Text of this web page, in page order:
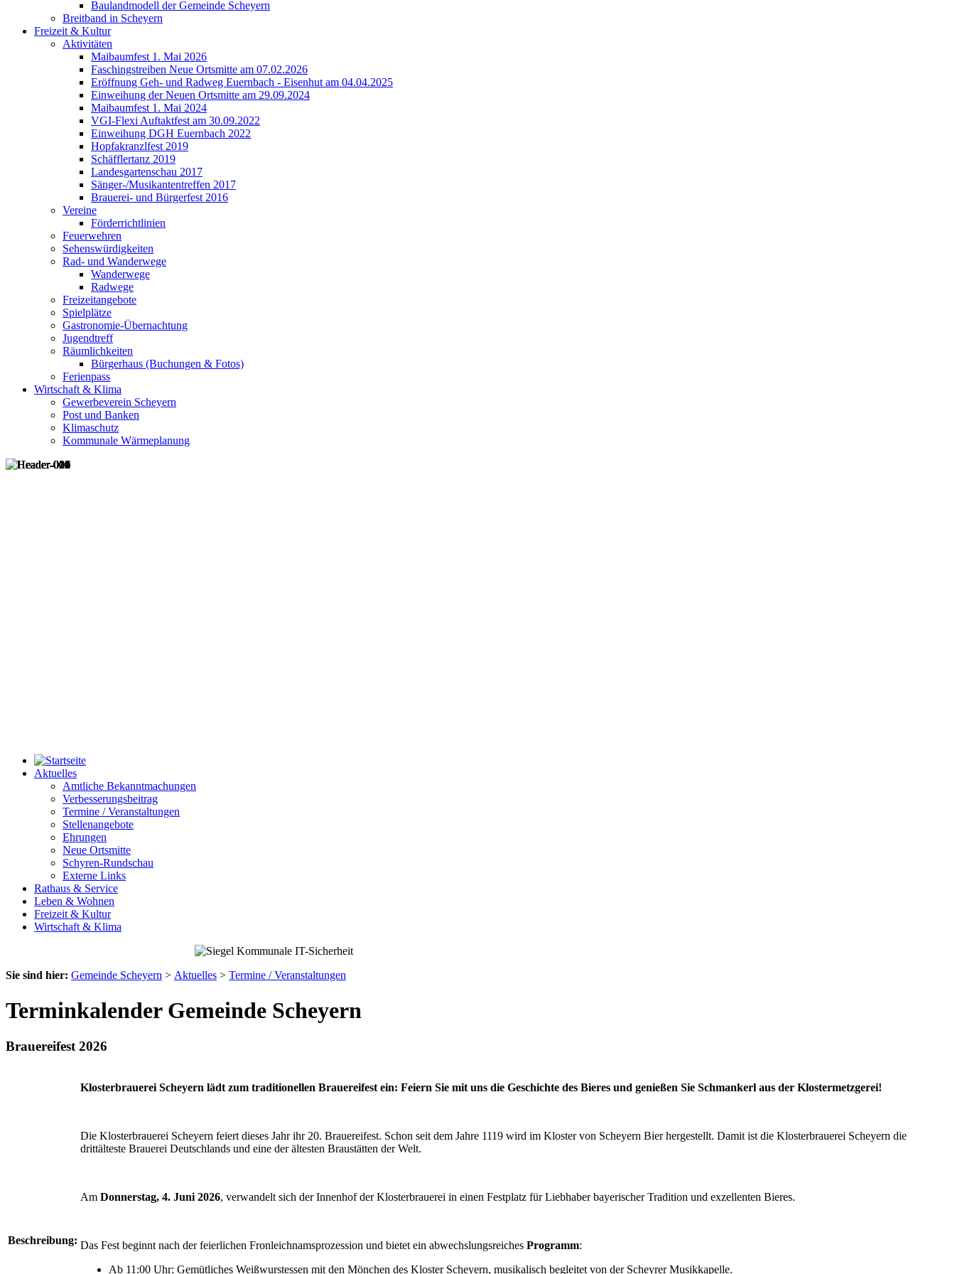
Baulandmodell der Gemeinde Scheyern
Breitband in Scheyern
Freizeit & Kultur
Aktivitäten
Maibaumfest 1. Mai 2026
Faschingstreiben Neue Ortsmitte am 07.02.2026
Eröffnung Geh- und Radweg Euernbach - Eisenhut am 04.04.2025
Einweihung der Neuen Ortsmitte am 29.09.2024
Maibaumfest 1. Mai 2024
VGI-Flexi Auftaktfest am 30.09.2022
Einweihung DGH Euernbach 2022
Hopfakranzlfest 2019
Schäfflertanz 2019
Landesgartenschau 2017
Sänger-/Musikantentreffen 2017
Brauerei- und Bürgerfest 2016
Vereine
Förderrichtlinien
Feuerwehren
Sehenswürdigkeiten
Rad- und Wanderwege
Wanderwege
Radwege
Freizeitangebote
Spielplätze
Gastronomie-Übernachtung
Jugendtreff
Räumlichkeiten
Bürgerhaus (Buchungen & Fotos)
Ferienpass
Wirtschaft & Klima
Gewerbeverein Scheyern
Post und Banken
Klimaschutz
Kommunale Wärmeplanung
Aktuelles
Amtliche Bekanntmachungen
Verbesserungsbeitrag
Termine / Veranstaltungen
Stellenangebote
Ehrungen
Neue Ortsmitte
Schyren-Rundschau
Externe Links
Rathaus & Service
Leben & Wohnen
Freizeit & Kultur
Wirtschaft & Klima
Sie sind hier: Gemeinde Scheyern > Aktuelles > Termine / Veranstaltungen
Terminkalender Gemeinde Scheyern
Brauereifest 2026
Beschreibung:
Klosterbrauerei Scheyern lädt zum traditionellen Brauereifest ein: Feiern Sie mit uns die Geschichte des Bieres und genießen Sie Schmankerl aus der Klostermetzgerei!
Die Klosterbrauerei Scheyern feiert dieses Jahr ihr 20. Brauereifest. Schon seit dem Jahre 1119 wird im Kloster von Scheyern Bier hergestellt. Damit ist die Klosterbrauerei Scheyern die
drittälteste Brauerei Deutschlands und eine der ältesten Braustätten der Welt.
Am Donnerstag, 4. Juni 2026, verwandelt sich der Innenhof der Klosterbrauerei in einen Festplatz für Liebhaber bayerischer Tradition und exzellenten Bieres.
Das Fest beginnt nach der feierlichen Fronleichnamsprozession und bietet ein abwechslungsreiches Programm:
Ab 11:00 Uhr: Gemütliches Weißwurstessen mit den Mönchen des Kloster Scheyern, musikalisch begleitet von der Scheyrer Musikkapelle.